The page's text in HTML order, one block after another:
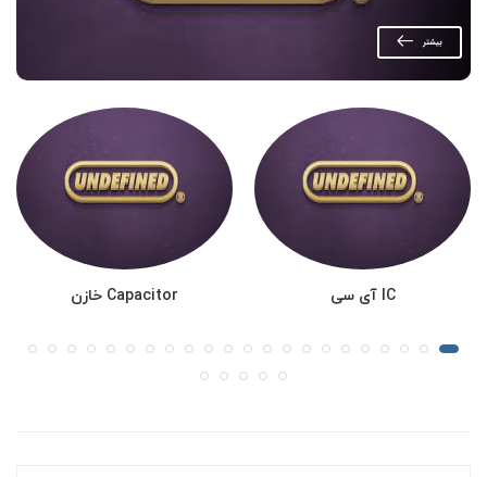
بیشتر
IC آی سی Capacitor خازن